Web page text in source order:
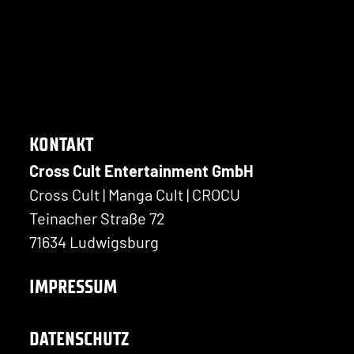
KONTAKT
Cross Cult Entertainment GmbH
Cross Cult | Manga Cult | CROCU
Teinacher Straße 72
71634 Ludwigsburg
IMPRESSUM
DATENSCHUTZ